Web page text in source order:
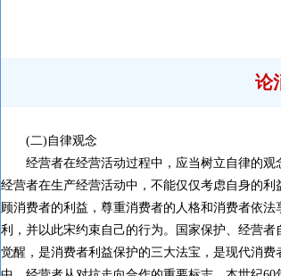
论
(二)自律观念
经营者在经营活动过程中，应当树立自律的观
经营者在生产经营活动中，不能仅仅考虑自身的利
顾消费者的利益，尊重消费者的人格和消费者依法
利，并以此宋约束自己的行为。国家保护、经营者
觉醒，是消费者利益保护的三大法宝，是现代消费